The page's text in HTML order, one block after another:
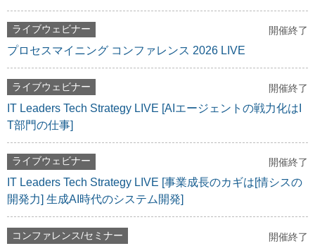
ライブウェビナー 開催終了
プロセスマイニング コンファレンス 2026 LIVE
ライブウェビナー 開催終了
IT Leaders Tech Strategy LIVE [AIエージェントの戦力化はI
T部門の仕事]
ライブウェビナー 開催終了
IT Leaders Tech Strategy LIVE [事業成長のカギは[情シスの
開発力] 生成AI時代のシステム開発]
コンファレンス/セミナー 開催終了